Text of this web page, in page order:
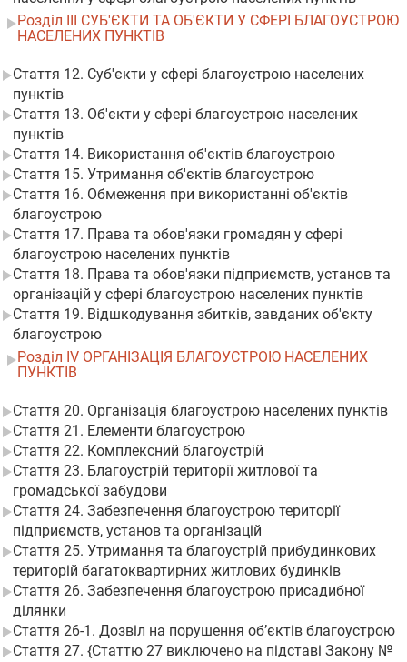
Розділ III СУБ'ЄКТИ ТА ОБ'ЄКТИ У СФЕРІ БЛАГОУСТРОЮ
НАСЕЛЕНИХ ПУНКТІВ
Стаття 12. Суб'єкти у сфері благоустрою населених
пунктів
Стаття 13. Об'єкти у сфері благоустрою населених
пунктів
Стаття 14. Використання об'єктів благоустрою
Стаття 15. Утримання об'єктів благоустрою
Стаття 16. Обмеження при використанні об'єктів
благоустрою
Стаття 17. Права та обов'язки громадян у сфері
благоустрою населених пунктів
Стаття 18. Права та обов'язки підприємств, установ та
організацій у сфері благоустрою населених пунктів
Стаття 19. Відшкодування збитків, завданих об'єкту
благоустрою
Розділ IV ОРГАНІЗАЦІЯ БЛАГОУСТРОЮ НАСЕЛЕНИХ
ПУНКТІВ
Стаття 20. Організація благоустрою населених пунктів
Стаття 21. Елементи благоустрою
Стаття 22. Комплексний благоустрій
Стаття 23. Благоустрій території житлової та
громадської забудови
Стаття 24. Забезпечення благоустрою території
підприємств, установ та організацій
Стаття 25. Утримання та благоустрій прибудинкових
територій багатоквартирних житлових будинків
Стаття 26. Забезпечення благоустрою присадибної
ділянки
Стаття 26-1. Дозвіл на порушення об’єктів благоустрою
Стаття 27. {Статтю 27 виключено на підставі Закону №